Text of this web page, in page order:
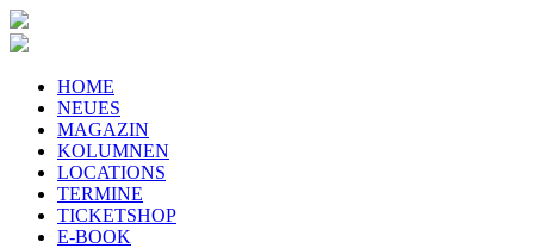
HOME
NEUES
MAGAZIN
KOLUMNEN
LOCATIONS
TERMINE
TICKETSHOP
E-BOOK